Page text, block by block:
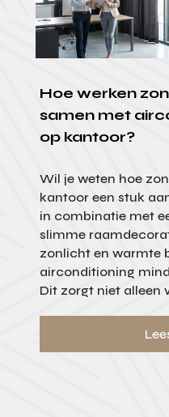
Hoe werken
samen met
op kantoor?
Wil je weten hoe
kantoor een stuk
in combinatie met
slimme
zonlicht en warmte
airconditioning
Dit zorgt niet alleen